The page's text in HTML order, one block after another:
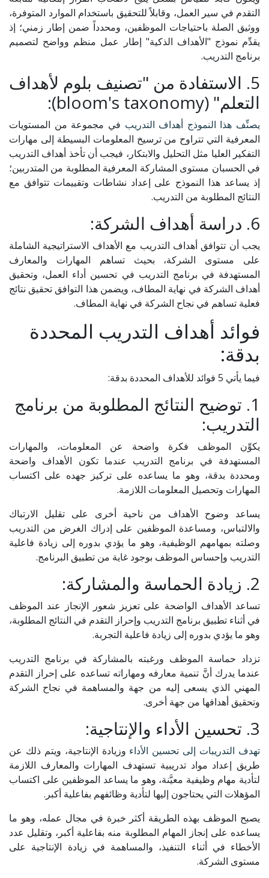
التقدم في سير العمل، وقابلاً للتحقيق باستخدام الموارد المتوفرة،
ووثيق الصلة باحتياجات الموظفين، ومحدداً ضمن إطار زمني؛ إذ
يقدِّم نموذج "الأهداف الذكية" إطار عمل منظم وواضح لتصميم
برنامج التدريب.
5. الاستفادة من "تصنيف بلوم لأهداف
التعلم" (bloom's taxonomy):
يصنِّف هذا النموذج أهداف التدريب في مجموعة من المستويات
المعرفية التي تتراوح من ترسيخ المعلومات البسيطة إلى مهارات
التفكير العليا مثل التحليل والابتكار، فيجب أن تأخذ أهداف التدريب
في الحسبان مستوى المشاركة المعرفية المطلوبة من المتدربين؛
إذ يساعد هذا النموذج على إعداد نشاطات وتقييمات تتوافق مع
النتائج المطلوبة من التدريب.
6. دراسة أهداف الشركة:
يجب أن تتوافق أهداف التدريب مع الأهداف الاستراتيجية الشاملة
على مستوى الشركة، بحيث تساهم المهارات والمعارف
المستهدفة في برنامج التدريب في تحسين أداء العمل، وتحقيق
أهداف الشركة في نهاية المطاف، ويضمن هذا التوافق تحقيق نتائج
فعلية تساهم في نجاح الشركة في نهاية المطاف.
فوائد أهداف التدريب المحددة
بدقة:
فيما يأتي 5 فوائد للأهداف المحددة بدقة:
1. توضيح النتائج المطلوبة من برنامج
التدريب:
يكوِّن الموظف فكرة واضحة عن المعلومات، والمهارات
المستهدفة في برنامج التدريب عندما تكون الأهداف واضحة
ومحددة بدقة، وهو ما يساعده على تركيز جهده على اكتساب
المهارات وتحصيل المعلومات اللازمة.
يساعد وضوح الأهداف من ناحية أخرى على تقليل الارتباك
والالتباس، ومساعدة الموظفين على إدراك الغرض من التدريب
وصلته بمهامهم الوظيفية، وهو ما يؤدي بدوره إلى زيادة فاعلية
التدريب وإحساس الموظف بوجود غاية من تطبيق البرنامج.
2. زيادة الحماسة والمشاركة:
تساعد الأهداف الواضحة على تعزيز شعور الإنجاز عند الموظف
في أثناء تطبيق برنامج التدريب وإحراز التقدم في النتائج المطلوبة،
وهو ما يؤدي بدوره إلى زيادة فاعلية التجربة.
تزداد حماسة الموظف ورغبته بالمشاركة في برنامج التدريب
عندما يدرك أنَّ تنمية معارفه ومهاراته تساعده على إحراز التقدم
المهني الذي يسعى إليه من جهة والمساهمة في نجاح الشركة
وتحقيق أهدافها من جهة أخرى.
3. تحسين الأداء والإنتاجية:
تهدف التدريبات إلى تحسين الأداء وزيادة الإنتاجية، ويتم ذلك عن
طريق إعداد مواد تدريبية تستهدف المهارات والمعارف اللازمة
لتأدية مهام وظيفية معيَّنة، وهو ما يساعد الموظفين على اكتساب
المؤهلات التي يحتاجون إليها لتأدية وظائفهم بفاعلية أكبر.
يصبح الموظف بهذه الطريقة أكثر خبرة في مجال عمله، وهو ما
يساعده على إنجاز المهام المطلوبة منه بفاعلية أكبر، وتقليل عدد
الأخطاء في أثناء التنفيذ، والمساهمة في زيادة الإنتاجية على
مستوى الشركة.